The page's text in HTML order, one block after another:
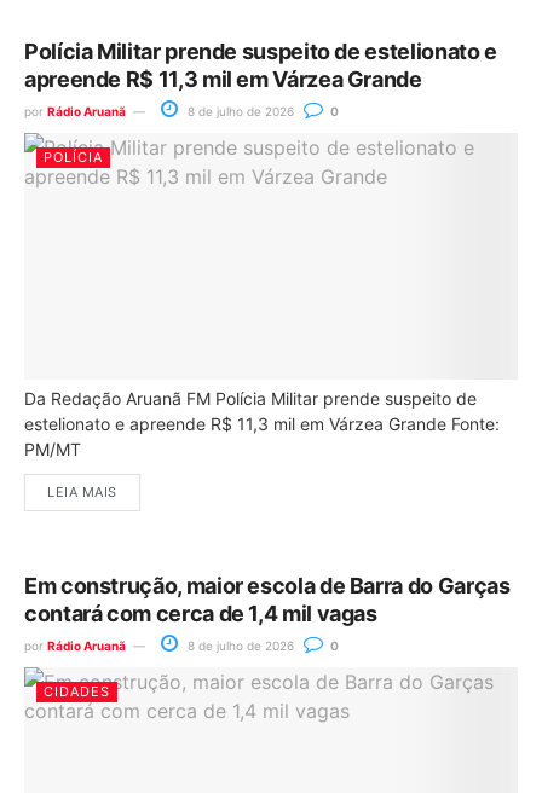
Polícia Militar prende suspeito de estelionato e
apreende R$ 11,3 mil em Várzea Grande
por Rádio Aruanã 8 de julho de 2026 0
POLÍCIA
Da Redação Aruanã FM Polícia Militar prende suspeito de
estelionato e apreende R$ 11,3 mil em Várzea Grande Fonte:
PM/MT
LEIA MAIS
Em construção, maior escola de Barra do Garças
contará com cerca de 1,4 mil vagas
por Rádio Aruanã 8 de julho de 2026 0
CIDADES